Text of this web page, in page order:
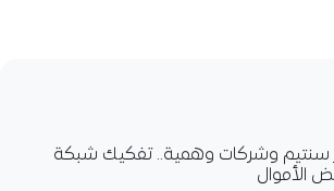
مليار سنتيم وشركات وهمية.. تفكيك شبكة
الأموال